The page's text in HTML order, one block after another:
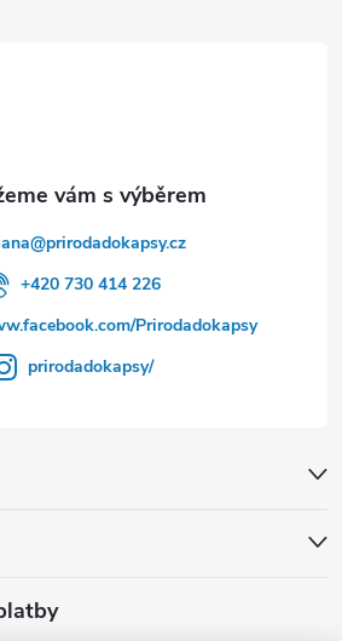
@prirodadokapsy.cz
+420 730 414 226
Prirodadokapsy
prirodadokapsy/